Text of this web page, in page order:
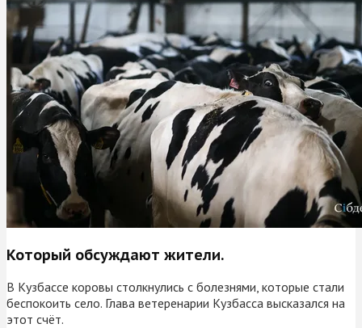
Который обсуждают жители.
В Кузбассе коровы столкнулись с болезнями, которые стали
беспокоить село. Глава ветеренарии Кузбасса высказался на
этот счёт.